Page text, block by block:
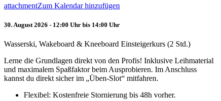
attachmentZum Kalendar hinzufügen
30. August 2026 - 12:00 Uhr bis 14:00 Uhr
Wasserski, Wakeboard & Kneeboard Einsteigerkurs (2 Std.)
Lerne die Grundlagen direkt von den Profis! Inklusive Leihmaterial
und maximalem Spaßfaktor beim Ausprobieren. Im Anschluss
kannst du direkt sicher im „Üben-Slot“ mitfahren.
Flexibel: Kostenfreie Stornierung bis 48h vorher.